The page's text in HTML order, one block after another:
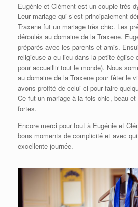
Eugénie et Clément est un couple très
Leur mariage qui s’est principalement
Traxene fut un mariage très chic. Les
déroulés au domaine de la Traxene.
préparés avec les parents et amis.
religieuse a eu lieu dans la petite église
pour accueillir tout le monde). Nous
au domaine de la Traxene pour fêter le
avons profité de celui-ci pour faire
Ce fut un mariage à la fois chic, beau et
fortes.
Encore merci pour tout à Eugénie et
bons moments de complicité et avec
excellente journée.